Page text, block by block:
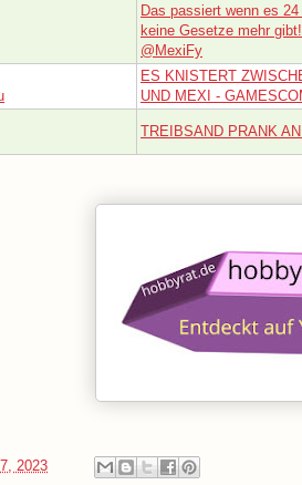
Das passiert wenn es
keine Gesetze mehr
@MexiFy
ES KNISTERT
UND MEXI -
TREIBSAND PRANK
2023